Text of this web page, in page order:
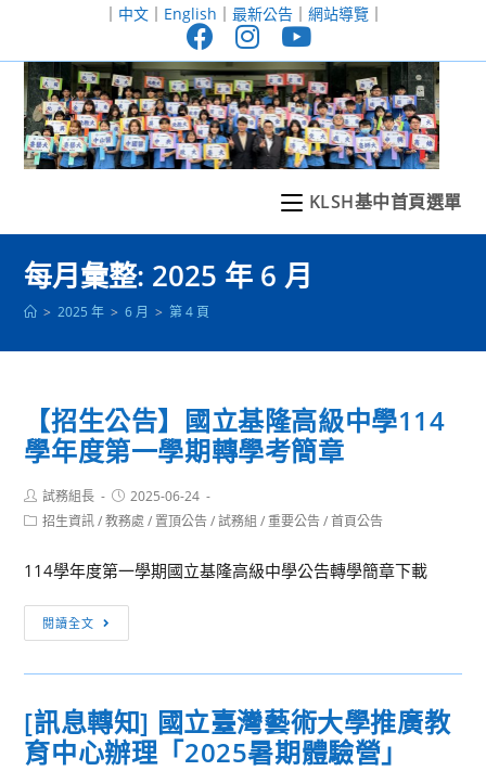
至
｜ 中文｜ English ｜ 最新公告｜ 網站導覽｜
KLSH基中首頁選單
每月彙整: 2025 年 6 月
> 2025 年 > 6 月 > 第 4 頁
【招生公告】國立基隆高級中學114
學年度第一學期轉學考簡章
Post
author:
試務組長
Post
published:
2025-06-24
Post招生資訊 / 教務處 / 置頂公告 / 試務組 / 重要公告 / 首頁公告
114學年度第一學期國立基隆高級中學公告轉學簡章下載
閱讀全文
生
公
國
立
[訊息轉知] 國立臺灣藝術大學推廣教
育中心辦理「2025暑期體驗營」